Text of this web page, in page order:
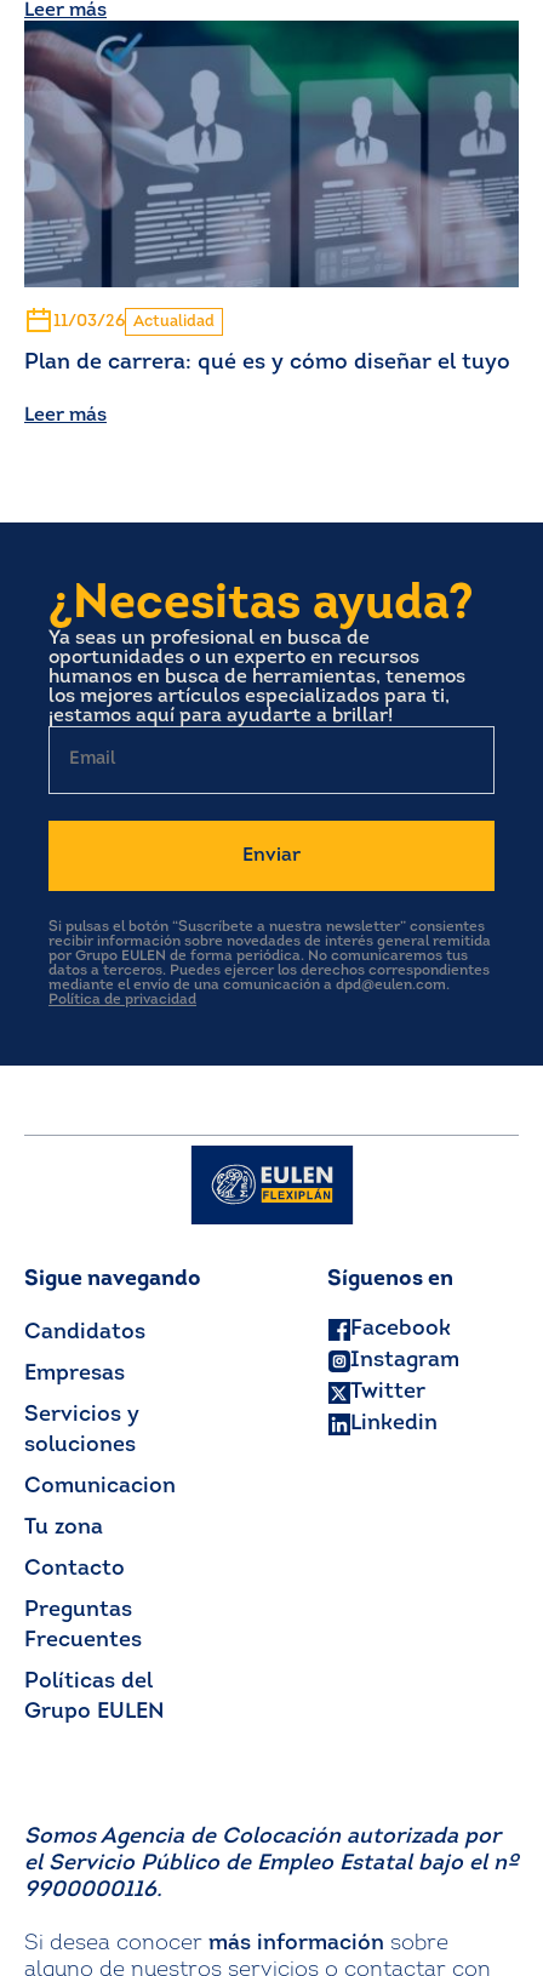
Leer más
11/03/26 Actualidad
Plan de carrera: qué es y cómo diseñar el tuyo
Leer más
¿Necesitas ayuda?
Ya seas un profesional en busca de
oportunidades o un experto en recursos
humanos en busca de herramientas, tenemos
los mejores artículos especializados para ti,
¡estamos aquí para ayudarte a brillar!
Si pulsas el botón “Suscríbete a nuestra newsletter” consientes
recibir información sobre novedades de interés general remitida
por Grupo EULEN de forma periódica. No comunicaremos tus
datos a terceros. Puedes ejercer los derechos correspondientes
mediante el envío de una comunicación a dpd@eulen.com.
Política de privacidad
Sigue navegando
Candidatos
Empresas
Servicios y
soluciones
Comunicacion
Tu zona
Contacto
Preguntas
Frecuentes
Políticas del
Grupo EULEN
Síguenos en
Facebook
Instagram
Twitter
Linkedin
Somos Agencia de Colocación autorizada por
el Servicio Público de Empleo Estatal bajo el nº
9900000116.
Si desea conocer más información sobre
alguno de nuestros servicios o contactar con